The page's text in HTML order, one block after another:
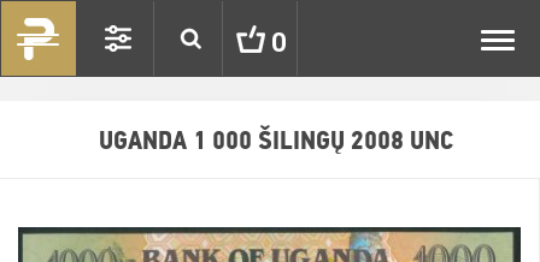
0
UGANDA 1 000 ŠILINGŲ 2008 UNC